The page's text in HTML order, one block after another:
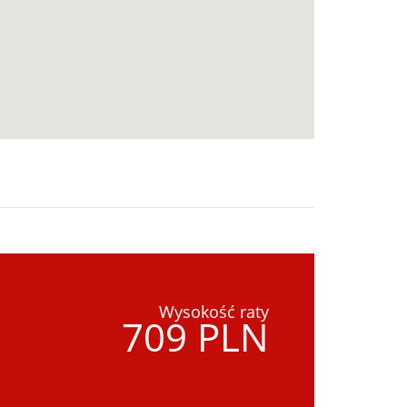
Wysokość raty
709 PLN